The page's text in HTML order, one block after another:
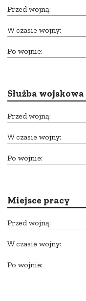
Przed wojną:
W czasie wojny:
Po wojnie:
Służba wojskowa
Przed wojną:
W czasie wojny:
Po wojnie:
Miejsce pracy
Przed wojną:
W czasie wojny:
Po wojnie: